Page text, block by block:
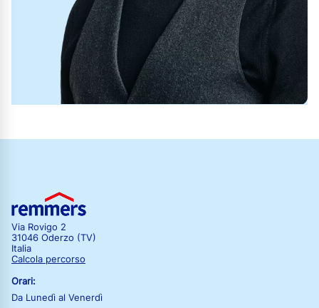
Via Rovigo 2
31046 Oderzo (TV)
Italia
Calcola percorso
Orari:
Da Lunedì al Venerdì